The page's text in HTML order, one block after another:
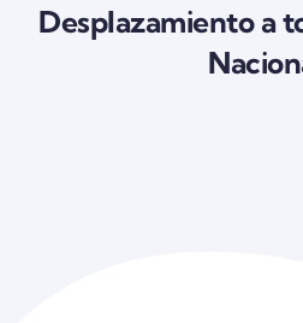
Desplazamiento a